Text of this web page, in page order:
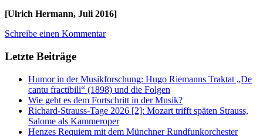
[Ulrich Hermann, Juli 2016]
Schreibe einen Kommentar
Letzte Beiträge
Humor in der Musikforschung: Hugo Riemanns Traktat „De
cantu fractibili“ (1898) und die Folgen
Wie geht es dem Fortschritt in der Musik?
Richard-Strauss-Tage 2026 [2]: Mozart trifft späten Strauss,
Salome als Kammeroper
Henzes Requiem mit dem Münchner Rundfunkorchester